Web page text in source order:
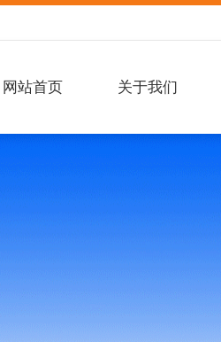
网站首页 关于我们